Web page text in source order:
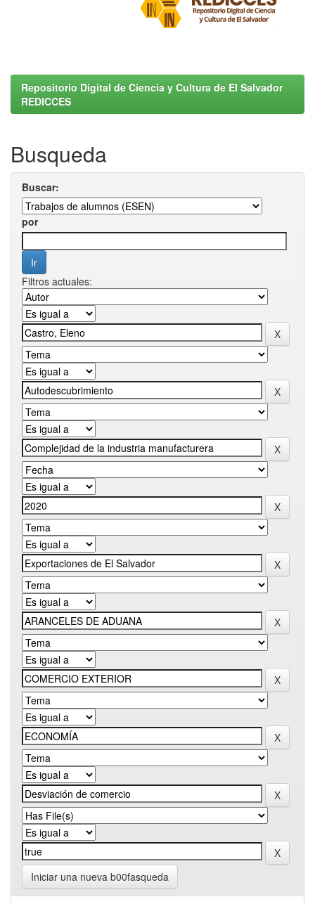
Repositorio Digital de Ciencia y Cultura de El Salvador
REDICCES
Busqueda
Buscar:
por
Filtros actuales:
Iniciar una nueva b00fasqueda